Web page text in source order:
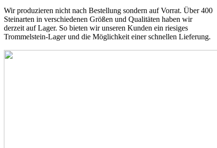
Wir produzieren nicht nach Bestellung sondern auf Vorrat. Über 400
Steinarten in verschiedenen Größen und Qualitäten haben wir
derzeit auf Lager. So bieten wir unseren Kunden ein riesiges
Trommelstein-Lager und die Möglichkeit einer schnellen Lieferung.